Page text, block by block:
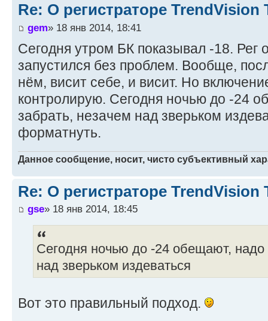
Re: О регистраторе TrendVision
gem» 18 янв 2014, 18:41
Сегодня утром БК показывал -18. Рег
запустился без проблем. Вообще,
нём, висит себе, и висит. Но
контролирую. Сегодня ночью до -24
забрать, незачем над зверьком
форматнуть.
Данное сообщение, носит, чисто субъективный
Re: О регистраторе TrendVision
gse» 18 янв 2014, 18:45
Сегодня ночью до -24 обещают, надо
над зверьком издеваться
Вот это правильный подход.